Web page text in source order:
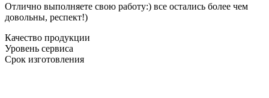
Отлично выполняете свою работу:) все остались более чем
довольны, респект!)
Качество продукции
Уровень сервиса
Срок изготовления